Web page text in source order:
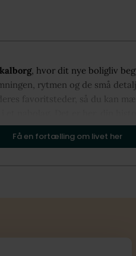
plads.
hvor sommerdagene kan
en naturlig forlængelse af
opbevaringsmuligheder til
gode opholdsrum
villa fra 1975.
, hvor dit nye boligliv
rytmen og de små
favoritsteder, så du kan
rammen om dit næste kapitel.​
Få en fortælling om livet her